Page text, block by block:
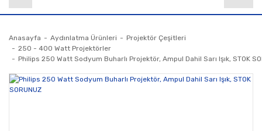
Anasayfa Aydınlatma Ürünleri
Projektör Çeşitleri
250 - 400 Watt Projektörler
Philips 250 Watt Sodyum Buharlı Projektör, Ampul Dahil Sarı Işık, STOK